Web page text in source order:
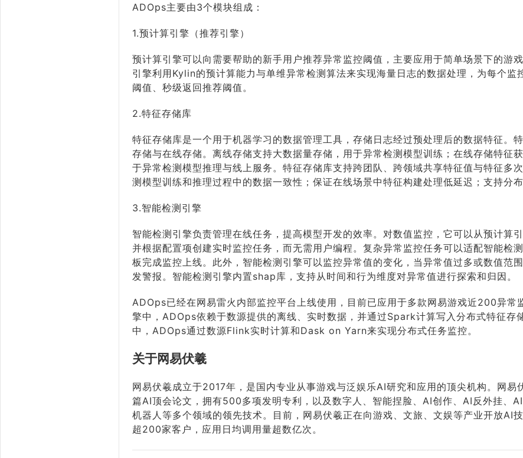
ADOps主要由3个模块组成：
1.预计算引擎（推荐引擎）
预计算引擎可以向需要帮助的新手用户推荐异常监控阈值，主要应用于简单场景下的游
引擎利用Kylin的预计算能力与单维异常检测算法来实现海量日志的数据处理，为每个监
阈值、秒级返回推荐阈值。
2.特征存储库
特征存储库是一个用于机器学习的数据管理工具，存储日志经过预处理后的数据特征。
存储与在线存储。离线存储支持大数据量存储，用于异常检测模型训练；在线存储特征
于异常检测模型推理与线上服务。特征存储库支持跨团队、跨领域共享特征值与特征多
测模型训练和推理过程中的数据一致性；保证在线场景中特征构建处理低延迟；支持分布
3.智能检测引擎
智能检测引擎负责管理在线任务，提高模型开发的效率。对数值监控，它可以从预计算
并根据配置项创建实时监控任务，而无需用户编程。复杂异常监控任务可以适配智能检
板完成监控上线。此外，智能检测引擎可以监控异常值的变化，当异常值过多或数值范
发警报。智能检测引擎内置shap库，支持从时间和行为维度对异常值进行探索和归因。
ADOps已经在网易雷火内部监控平台上线使用，目前已应用于多款网易游戏近200异常
擎中，ADOps依赖于数源提供的离线、实时数据，并通过Spark计算写入分布式特征存
中，ADOps通过数源Flink实时计算和Dask on Yarn来实现分布式任务监控。
关于网易伏羲
网易伏羲成立于2017年，是国内专业从事游戏与泛娱乐AI研究和应用的顶尖机构。网易
篇AI顶会论文，拥有500多项发明专利，以及数字人、智能捏脸、AI创作、AI反外挂、
机器人等多个领域的领先技术。目前，网易伏羲正在向游戏、文旅、文娱等产业开放AI
超200家客户，应用日均调用量超数亿次。